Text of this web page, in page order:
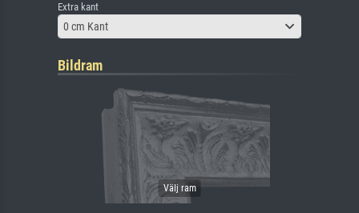
Extra kant
0 cm Kant
Bildram